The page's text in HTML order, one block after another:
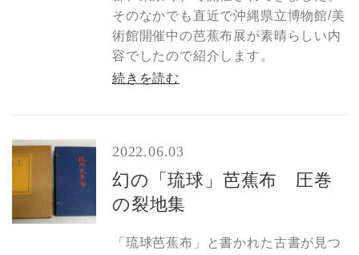
そのなかでも直近で沖縄県立博物館/美
術館開催中の芭蕉布展が素晴らしい内
容でしたので紹介します。
続きを読む
2022.06.03
幻の「琉球」芭蕉布 圧巻
の裂地集
「琉球芭蕉布」と書かれた古書が見つ